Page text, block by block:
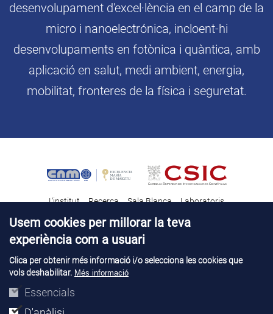
desenvolupament d'excel·lència en el camp de la
micro i nanoelectrónica, incloent-hi
desenvolupaments en fotònica i quàntica, amb
aplicació en salut, medi ambient, energia,
mobilitat, fronteres de la física i seguretat.
L'institut Recerca Sala Blanca
Laboratoris
Transferència tecnològica
Notícies & Divulgació
Contacte Talent
Avís legal Perfil del contractant
Usem cookies per millorar la teva
experiència com a usuari
Clica per obtenir més informació i/o selecciona les cookies que
vols deshabilitar. Més informació
Essencials